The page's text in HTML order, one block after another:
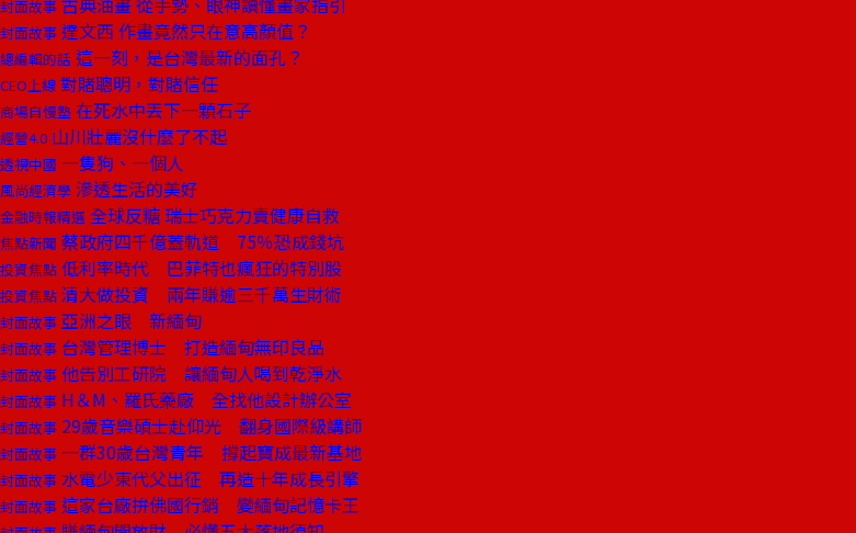
封面故事
封面故事 達文西 作畫竟然只在意高顏值？
總編輯的話 這一刻，是台灣最新的面孔？
CEO上線 對賭聰明，對賭信任
商場自慢塾 在死水中丟下一顆石子
經營4.0 山川壯麗沒什麼了不起
透視中國 一隻狗、一個人
風尚經濟學 滲透生活的美好
金融時報精選 全球反糖 瑞士巧克力賣健康自救
焦點新聞 蔡政府四千億蓋軌道 75％恐成錢坑
投資焦點 低利率時代 巴菲特也瘋狂的特別股
投資焦點 清大做投資 兩年賺逾三千萬生財術
封面故事 亞洲之眼 新緬甸
封面故事 台灣管理博士 打造緬甸無印良品
封面故事 他告別工研院 讓緬甸人喝到乾淨水
封面故事 H＆M、羅氏藥廠 全找他設計辦公室
封面故事 29歲音樂碩士赴仰光 翻身國際級講師
封面故事 一群30歲台灣青年 撐起寶成最新基地
封面故事 水電少東代父出征 再造十年成長引擎
封面故事 這家台廠拚佛國行銷 變緬甸記憶卡王